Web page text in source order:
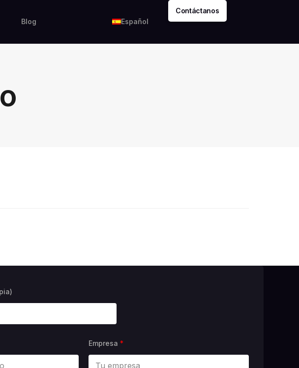
Blog Español
Contáctanos
Empresa *